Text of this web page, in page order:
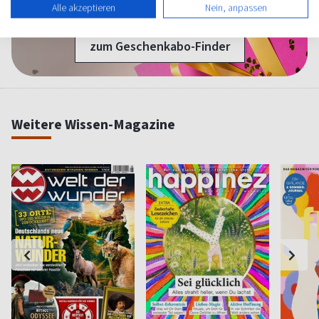
Bei einer Auswahl von über 1.800 Magazinen finden Sie das
richtige Geschenk für jeden.
zum Geschenkabo-Finder
Weitere Wissen-Magazine
Alle akzeptieren Nein, anpassen